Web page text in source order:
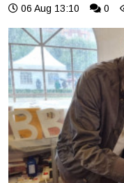
06 Aug 13:10 0